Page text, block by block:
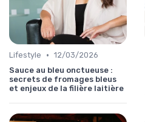
Lifestyle • 12/03/2026
Sauce au bleu onctueuse :
secrets de fromages bleus
et enjeux de la filière laitière